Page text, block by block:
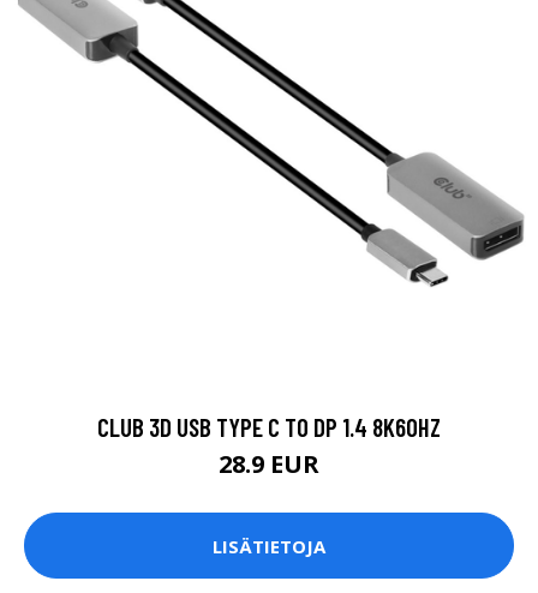
CLUB 3D USB TYPE C TO DP 1.4 8K60HZ
28.9 EUR
LISÄTIETOJA